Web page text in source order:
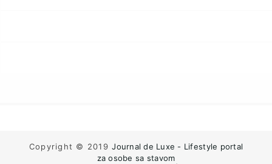
Copyright © 2019Journal de Luxe - Lifestyle portal
za osobe sa stavom